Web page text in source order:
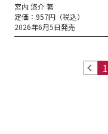
宮内 悠介 著
定価：957円（税込）
2026年6月5日発売
prev 1